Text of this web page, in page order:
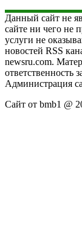
Данный сайт не
сайте ни чего не
услуги не
новостей RSS
newsru.com.
ответственность
Администрация
Сайт от bmb1 @